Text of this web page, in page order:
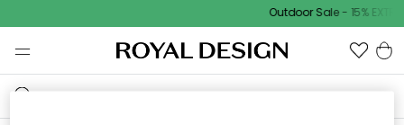
Outdoor Sale - 15%